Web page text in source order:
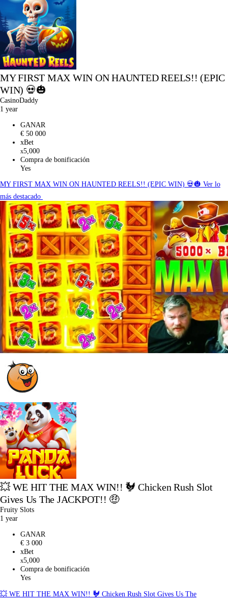
MY FIRST MAX WIN ON HAUNTED REELS!! (EPIC
WIN) 💀🎃
CasinoDaddy
1 year
GANAR
€ 50 000
xBet
x5,000
Compra de bonificación
Yes
MY FIRST MAX WIN ON HAUNTED REELS!! (EPIC WIN) 💀🎃 Ver lo
más destacado
💥 WE HIT THE MAX WIN!! 🐓 Chicken Rush Slot
Gives Us The JACKPOT!! 🤑
Fruity Slots
1 year
GANAR
€ 3 000
xBet
x5,000
Compra de bonificación
Yes
💥 WE HIT THE MAX WIN!! 🐓 Chicken Rush Slot Gives Us The